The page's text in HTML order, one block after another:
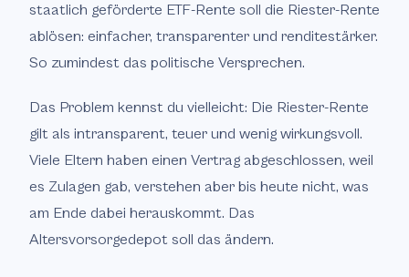
staatlich geförderte ETF-Rente soll die Riester-Rente
ablösen: einfacher, transparenter und renditestärker.
So zumindest das politische Versprechen.
Das Problem kennst du vielleicht: Die Riester-Rente
gilt als intransparent, teuer und wenig wirkungsvoll.
Viele Eltern haben einen Vertrag abgeschlossen, weil
es Zulagen gab, verstehen aber bis heute nicht, was
am Ende dabei herauskommt. Das
Altersvorsorgedepot soll das ändern.